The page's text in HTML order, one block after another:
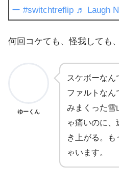
ー #switchtreflip ♬ Laugh
何回コケても、怪我しても
ゆーくん
スケボーなん
ファルトなん
みまくった雪
ゃ痛いのに、
き上がる。も
ゃいます。